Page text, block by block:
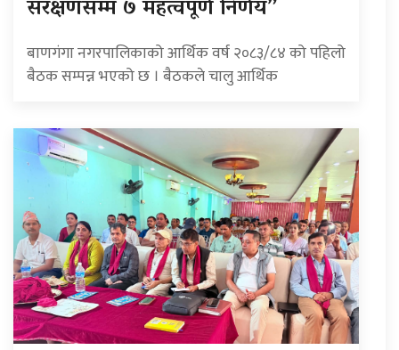
संरक्षणसम्म ७ महत्वपूर्ण निर्णय”
बाणगंगा नगरपालिकाको आर्थिक वर्ष २०८३/८४ को पहिलो
बैठक सम्पन्न भएको छ । बैठकले चालु आर्थिक